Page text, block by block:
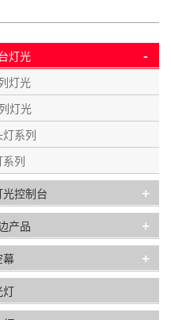
灯光 -
灯光
灯光
系列
系列
控制台 +
产品 +
幕 +
灯